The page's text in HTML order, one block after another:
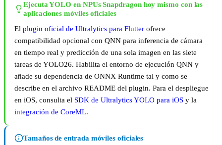
Ejecuta YOLO en NPUs Snapdragon hoy mismo con las
aplicaciones móviles oficiales
El plugin oficial de Ultralytics para Flutter ofrece
compatibilidad opcional con QNN para inferencia de cámara
en tiempo real y predicción de una sola imagen en las siete
tareas de YOLO26. Habilita el entorno de ejecución QNN y
añade su dependencia de ONNX Runtime tal y como se
describe en el archivo README del plugin. Para el despliegue
en iOS, consulta el SDK de Ultralytics YOLO para iOS y la
integración de CoreML.
Tamaños de entrada móviles oficiales